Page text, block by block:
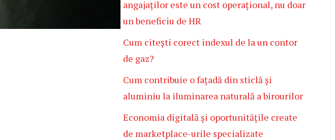
angajaților este un cost operațional, nu doar
un beneficiu de HR
Cum citești corect indexul de la un contor
de gaz?
Cum contribuie o fațadă din sticlă și
aluminiu la iluminarea naturală a birourilor
Economia digitală și oportunitățile create
de marketplace-urile specializate